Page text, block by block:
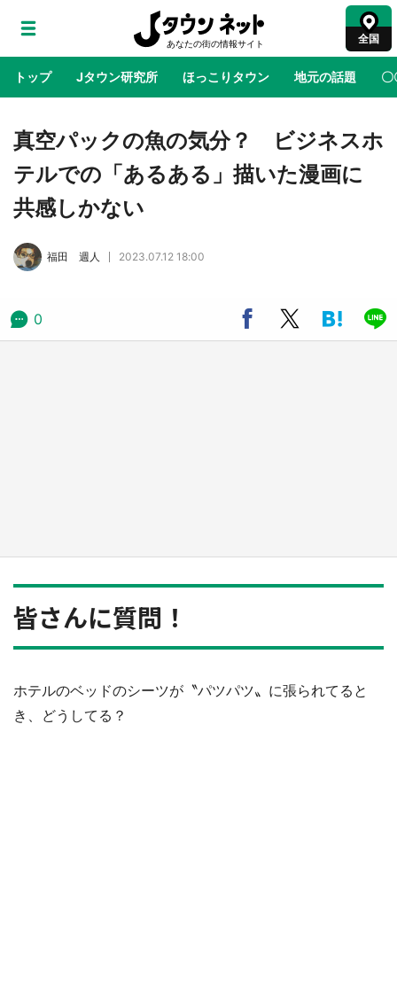
全国
トップ Jタウン研究所 ほっこりタウン 地元の話題 〇
地域×二次元 絶景 あの時はありがとう 物語がはじ
『薬屋のひとりごと』の〝舞〟の世界に入り込
む 六本木ヒルズ展望台でコラボ、本邦初公開
限定グッズも【8／1～31】
真空パックの魚の気分？ ビジネスホ
テルでの「あるある」描いた漫画に
共感しかない
福田 週人 2023.07.12 18:00
0
皆さんに質問！
ホテルのベッドのシーツが〝パツパツ〟に張られてると
き、どうしてる？